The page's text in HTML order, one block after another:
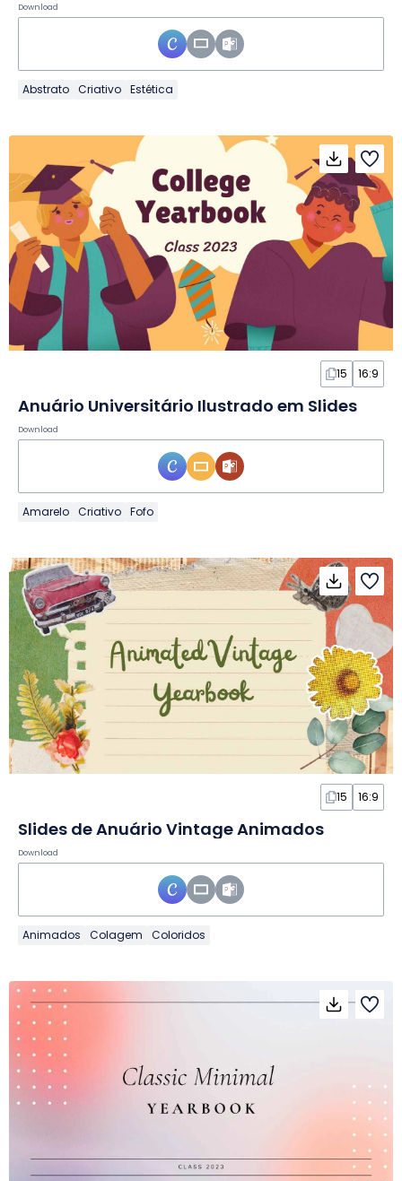
Download
Abstrato Criativo Estética
15 16:9
Anuário Universitário Ilustrado em Slides
Download
Amarelo Criativo Fofo
15 16:9
Slides de Anuário Vintage Animados
Download
Animados Colagem Coloridos